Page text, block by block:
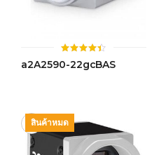
ให้
คะแนน
a2A2590-22gcBAS
สินค้าหมด